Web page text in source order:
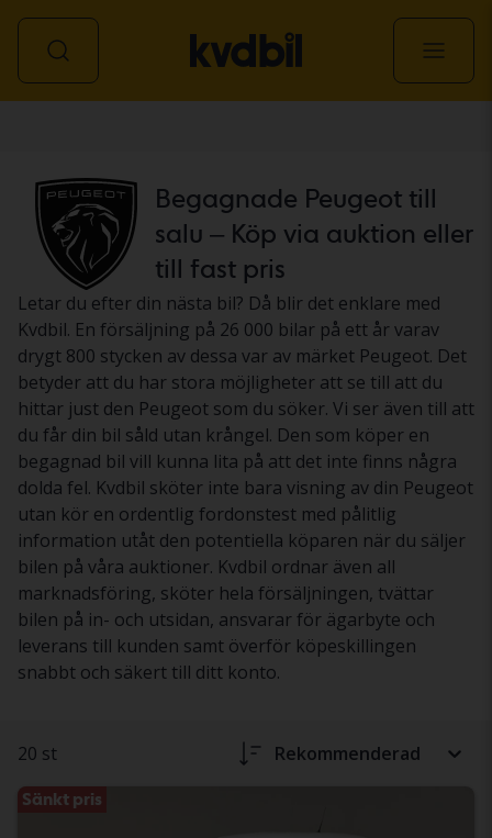
Begagnade Peugeot till
salu – Köp via auktion eller
till fast pris
Letar du efter din nästa bil? Då blir det enklare med
Kvdbil. En försäljning på 26 000 bilar på ett år varav
drygt 800 stycken av dessa var av märket Peugeot. Det
betyder att du har stora möjligheter att se till att du
hittar just den Peugeot som du söker. Vi ser även till att
du får din bil såld utan krångel. Den som köper en
begagnad bil vill kunna lita på att det inte finns några
dolda fel. Kvdbil sköter inte bara visning av din Peugeot
utan kör en ordentlig fordonstest med pålitlig
information utåt den potentiella köparen när du säljer
bilen på våra auktioner. Kvdbil ordnar även all
marknadsföring, sköter hela försäljningen, tvättar
bilen på in- och utsidan, ansvarar för ägarbyte och
leverans till kunden samt överför köpeskillingen
snabbt och säkert till ditt konto.
20 st Rekommenderad
Sänkt pris